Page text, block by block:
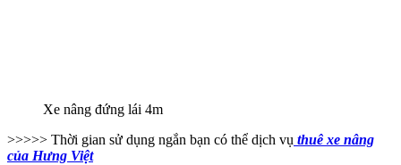
Xe nâng đứng lái 4m
>>>>> Thời gian sử dụng ngắn bạn có thể dịch vụ thuê xe nâng
của Hưng Việt